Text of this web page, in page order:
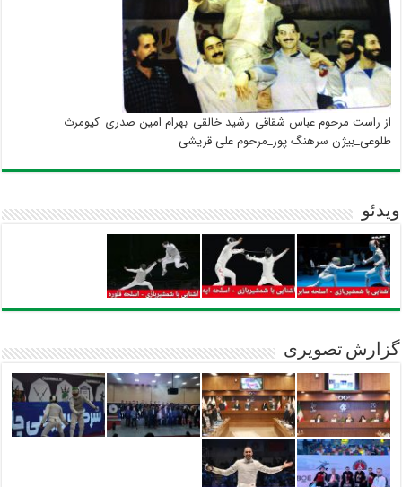
از راست مرحوم عباس شقاقی_رشید خالقی_بهرام امین صدری_کیومرث
طلوعی_بیژن سرهنگ پور_مرحوم علی قریشی
ویدئو
گزارش تصویری